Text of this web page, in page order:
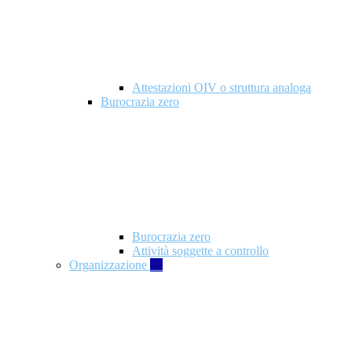
Attestazioni OIV o struttura analoga
Burocrazia zero
Burocrazia zero
Attività soggette a controllo
Organizzazione 10